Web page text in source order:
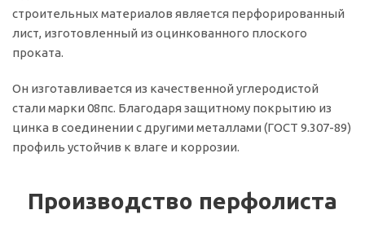
строительных материалов является перфорированный
лист, изготовленный из оцинкованного плоского
проката.
Он изготавливается из качественной углеродистой
стали марки 08пс. Благодаря защитному покрытию из
цинка в соединении с другими металлами (ГОСТ 9.307-89)
профиль устойчив к влаге и коррозии.
Производство перфолиста